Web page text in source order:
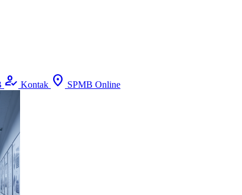
how_to_reg Kontak location_on SPMB Online